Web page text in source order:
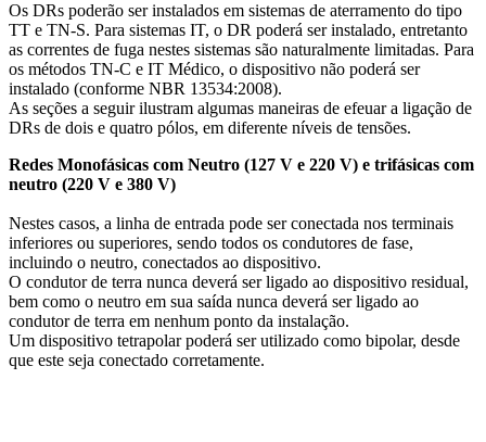
Os DRs poderão ser instalados em sistemas de aterramento do tipo
TT e TN-S. Para sistemas IT, o DR poderá ser instalado, entretanto
as correntes de fuga nestes sistemas são naturalmente limitadas. Para
os métodos TN-C e IT Médico, o dispositivo não poderá ser
instalado (conforme NBR 13534:2008).
As seções a seguir ilustram algumas maneiras de efeuar a ligação de
DRs de dois e quatro pólos, em diferente níveis de tensões.
Redes Monofásicas com Neutro (127 V e 220 V) e trifásicas com
neutro (220 V e 380 V)
Nestes casos, a linha de entrada pode ser conectada nos terminais
inferiores ou superiores, sendo todos os condutores de fase,
incluindo o neutro, conectados ao dispositivo.
O condutor de terra nunca deverá ser ligado ao dispositivo residual,
bem como o neutro em sua saída nunca deverá ser ligado ao
condutor de terra em nenhum ponto da instalação.
Um dispositivo tetrapolar poderá ser utilizado como bipolar, desde
que este seja conectado corretamente.